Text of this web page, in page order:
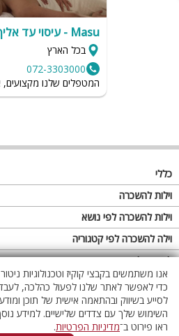
Masu - עיסוי עד אליך
בכל הארץ
072-3303000
המטפלים שלנו מקצועים,
כללי
מגזין
פרסום באתר
תקנון
מדיניות פרטיות
וילות להשכרה
וילות בצפון
וילות במרכז
וילות בדרום
וילות באילת
וילות בשרון
וילות באזור החרמון
וילות להשכרה לפי נושא
וילה לזוגות
וילות למשפחות
וילות לציבור הדתי
אירוח דרוזי
וילות למסיבות
וילה להשכרה לפי קטגוריה
וילות עם בריכה
וילה עם בריכה מחוממת
וילה עם בריכה מחוממת מקורה
וילות עם סאונה
לופטים להשכרה
לופט
לופטים בצפון
לופטים בדרום
אנו משתמשים בקבצי קוקיז וטכנולוגיות
כדי לאפשר לאתר שלנו לפעול כהלכה,
לסייע בשיווק ובהתאמה אישית של תוכן
השימוש שלך עם צדדים שלישיים. למידע
ראו פירוט ב־מדיניות הפרטיות.